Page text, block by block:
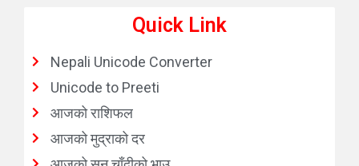
Quick Link
Nepali Unicode Converter
Unicode to Preeti
आजको राशिफल
आजको मुद्राको दर